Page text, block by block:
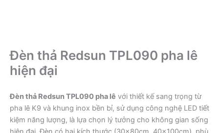
Đèn thả Redsun TPL090 pha lê
hiện đại
Đèn thả Redsun TPL090 pha lê với thiết kế sang trọng từ
pha lê K9 và khung inox bền bỉ, sử dụng công nghệ LED tiết
kiệm năng lượng, là lựa chọn lý tưởng cho không gian sống